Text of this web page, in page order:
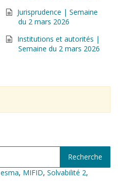
Jurisprudence | Semaine
du 2 mars 2026
Institutions et autorités |
Semaine du 2 mars 2026
esma, MIFID, Solvabilité 2,